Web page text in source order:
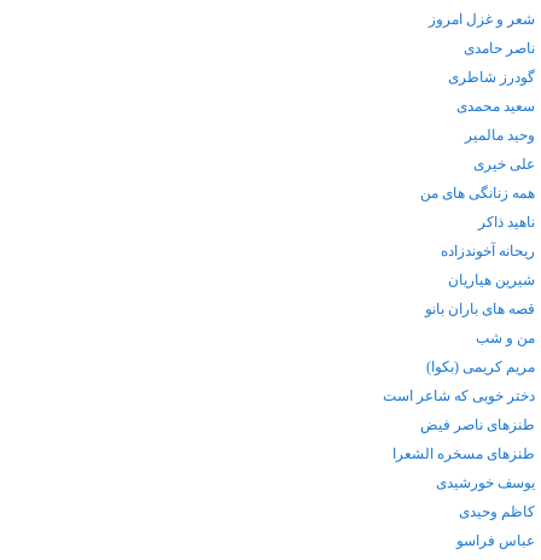
شعر و غزل امروز
ناصر حامدی
گودرز شاطری
سعید محمدی
وحید مالمیر
علی خیری
همه زنانگی های من
ناهید ذاکر
ریحانه آخوندزاده
شیرین هیاریان
قصه های باران بانو
من و شب
مریم کریمی (بکوا)
دختر خوبی که شاعر است
طنزهای ناصر فیض
طنزهای مسخره الشعرا
یوسف خورشیدی
کاظم وحیدی
عباس فراسو